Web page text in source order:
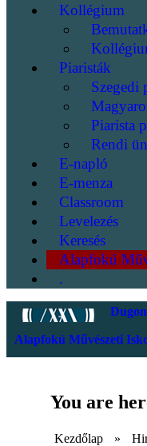
Kollégium
Piaristák
Szegedi
Piarista
Rendi
E-napló
E-menza
Classroom
Levelezés
Keresés
Alapfokú
.
Alapfokú Művészeti
You are
Kezdőlap »